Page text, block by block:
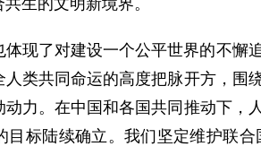
生的文明新境界。
现了对建设一个公平世界的不懈
类共同命运的高度把脉开方，
力。在中国和各国共同推动下
目标陆续确立。我们坚定维护联